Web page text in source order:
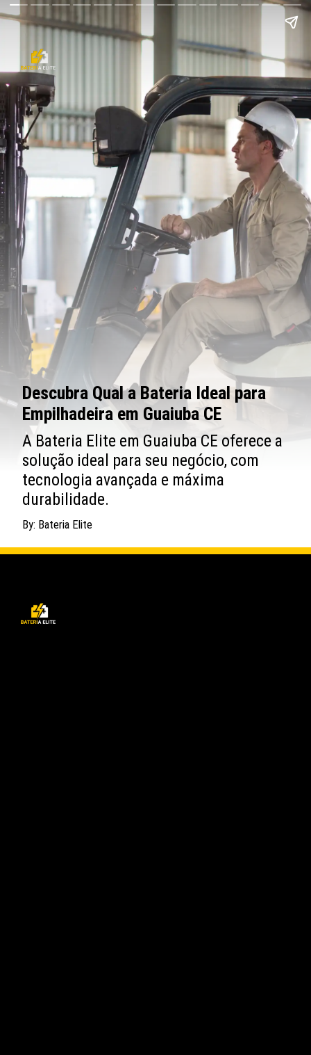
Descubra Qual a Bateria Ideal para
Empilhadeira em Guaiuba CE
A Bateria Elite em Guaiuba CE oferece a
solução ideal para seu negócio, com
tecnologia avançada e máxima
durabilidade.
By: Bateria Elite